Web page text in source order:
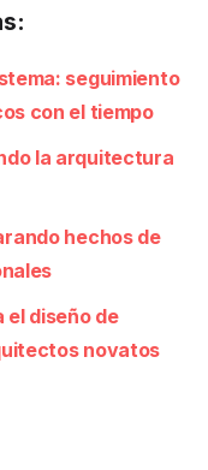
seguimiento
con el tiempo
la arquitectura
hechos de
el diseño de
novatos